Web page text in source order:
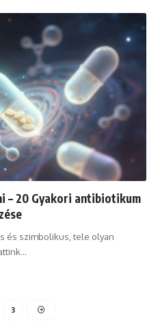
– 20 Gyakori antibiotikum
és szimbolikus, tele olyan
3